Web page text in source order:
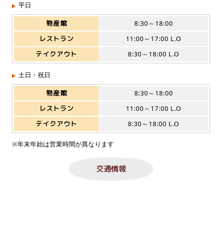
平日
物産館
8:30～18:00
レストラン
11:00～17:00 L.O
テイクアウト
8:30～18:00 L.O
土日・祝日
物産館
8:30～18:00
レストラン
11:00～17:00 L.O
テイクアウト
8:30～18:00 L.O
※年末年始は営業時間が異なります
交通情報